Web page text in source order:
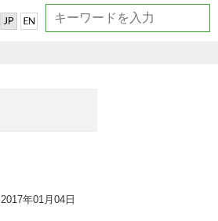
2017年01月04日